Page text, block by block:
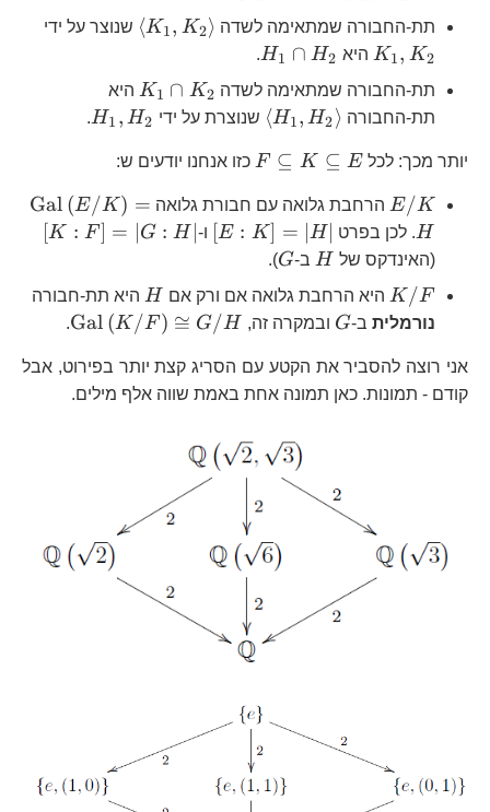
K_{2}
תת-החבורה שמתאימה לשדה
⟨K1, K2⟩ שנוצר על ידי
K1, K2 היא
H_{1}\cap
H_{2}
H1 ∩ H2
.
תת-החבורה שמתאימה לשדה
K_{1}\cap
K_{2}
K1 ∩ K2
היא
תת-החבורה
\left\langle
⟨H1, H2⟩ שנוצרת על ידי H_{1},H_{2}
H1 , H2
.
יותר מכך: לכל
F\subseteq
E
F ⊆ K ⊆ E כזו אנחנו יודעים ש:
E/K E/K הרחבת גלואה עם חבורת גלואה Gal (E/K) =
H. לכן בפרט [E : K] = H ו- [K : F] = G : H
(האינדקס של H ב-G
).
K/F K /F היא הרחבת גלואה אם ורק אם
H
H היא תת-חבורה
נורמלית ב- G G ובמקרה זה, Gal (K /F ) ≅ G/H
.
אני רוצה להסביר את הקטע עם הסריג קצת יותר בפירוט, אבל
קודם - תמונות. כאן תמונה אחת באמת שווה אלף מילים.